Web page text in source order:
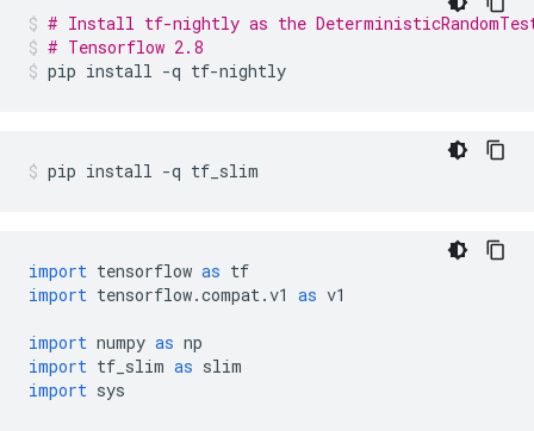
# Install tf-nightly as the
# Tensorflow 2.8
pip install -q tf-nightly
pip install -q tf_slim
import tensorflow as tf
import tensorflow.compat.v1 as v1
import numpy as np
import tf_slim as slim
import sys